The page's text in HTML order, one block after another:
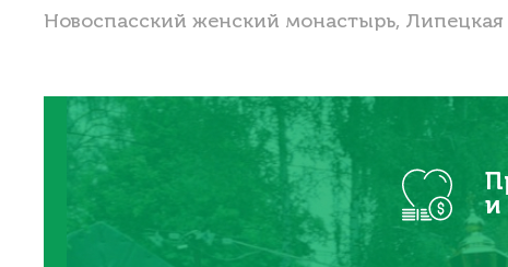
Новоспасский женский монастырь, Липецкая
и